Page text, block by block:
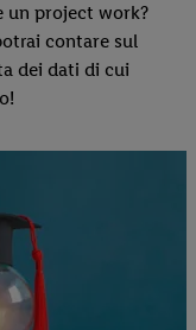
un project work?
contare sul
dei dati di cui